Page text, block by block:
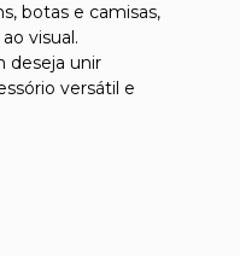
botas e camisas,
visual.
deseja unir
versátil e